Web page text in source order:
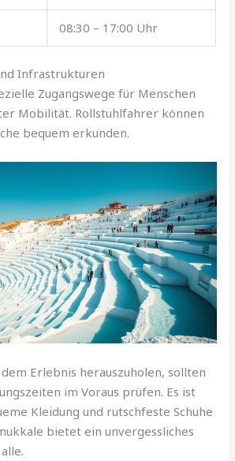
08:30 – 17:00 Uhr
Infrastrukturen
Zugangswege für Menschen
Mobilität. Rollstuhlfahrer können
bequem erkunden.
dem Erlebnis herauszuholen, sollten
im Voraus prüfen. Es ist
Kleidung und rutschfeste Schuhe
bietet ein unvergessliches